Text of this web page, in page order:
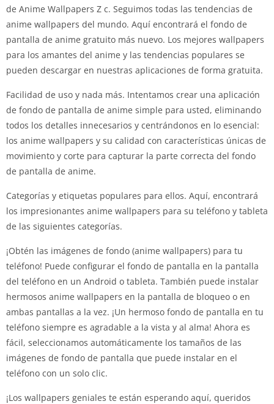
de Anime Wallpapers Z c. Seguimos todas las tendencias de
anime wallpapers del mundo. Aquí encontrará el fondo de
pantalla de anime gratuito más nuevo. Los mejores wallpapers
para los amantes del anime y las tendencias populares se
pueden descargar en nuestras aplicaciones de forma gratuita.
Facilidad de uso y nada más. Intentamos crear una aplicación
de fondo de pantalla de anime simple para usted, eliminando
todos los detalles innecesarios y centrándonos en lo esencial:
los anime wallpapers y su calidad con características únicas de
movimiento y corte para capturar la parte correcta del fondo
de pantalla de anime.
Categorías y etiquetas populares para ellos. Aquí, encontrará
los impresionantes anime wallpapers para su teléfono y tableta
de las siguientes categorías.
¡Obtén las imágenes de fondo (anime wallpapers) para tu
teléfono! Puede configurar el fondo de pantalla en la pantalla
del teléfono en un Android o tableta. También puede instalar
hermosos anime wallpapers en la pantalla de bloqueo o en
ambas pantallas a la vez. ¡Un hermoso fondo de pantalla en tu
teléfono siempre es agradable a la vista y al alma! Ahora es
fácil, seleccionamos automáticamente los tamaños de las
imágenes de fondo de pantalla que puede instalar en el
teléfono con un solo clic.
¡Los wallpapers geniales te están esperando aquí, queridos